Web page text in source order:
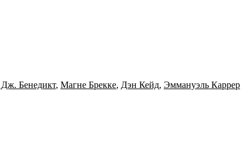
Бенедикт, Магне Брекке, Дэн Кейд, Эммануэль Каррер